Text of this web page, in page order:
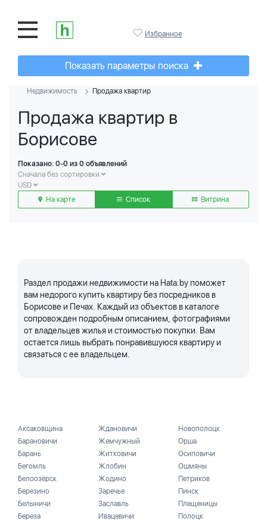
Избранное
Показать параметры поиска
Недвижимость Продажа квартир
Продажа квартир в
Борисове
Показано: 0-0 из 0 объявлений
Сначала без сортировки
USD
На карте
Список Витрина
Раздел продажи недвижимости на Hata.by поможет
вам недорого купить квартиру без посредников в
Борисове и Печах. Каждый из объектов в каталоге
сопровожден подробным описанием, фотографиями
от владельцев жилья и стоимостью покупки. Вам
остается лишь выбрать понравившуюся квартиру и
связаться с ее владельцем.
Аксаковщина
Барановичи
Барань
Бегомль
Белоозёрск
Березино
Белыничи
Береза
Ждановичи
Жемчужный
Житковичи
Жлобин
Жодино
Заречье
Заславль
Ивацевичи
Новополоцк
Орша
Осиповичи
Ошмяны
Петриков
Пинск
Плещеницы
Полоцк